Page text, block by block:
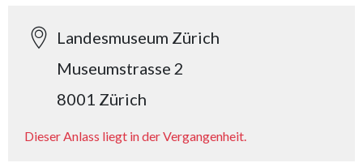
Landesmuseum Zürich
Museumstrasse 2
8001 Zürich
Dieser Anlass liegt in der Vergangenheit.